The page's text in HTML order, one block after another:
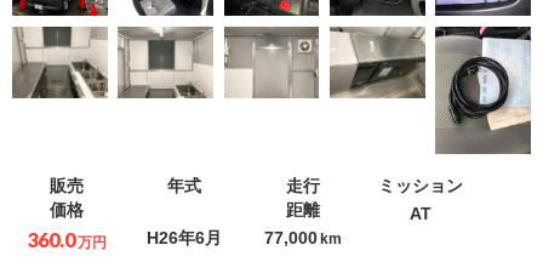
販売
価格
360.0 万円
年式
H26年6月
走行
距離
77,000 km
ミッション
AT